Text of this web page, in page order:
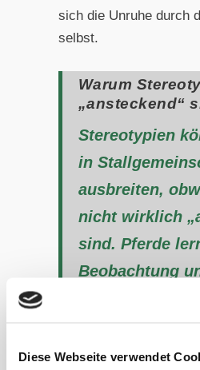
Diese Webseite verwendet
sich die Unruhe durch
selbst.
Warum
„ansteckend“
Stereotypien
in
ausbreiten,
nicht wirklich
sind. Pferde
Beobachtung
anfängt zu